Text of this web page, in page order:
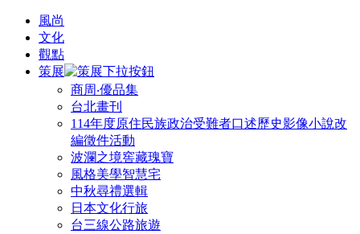
風尚
文化
觀點
策展
商周‧優品集
台北畫刊
114年度原住民族政治受難者口述歷史影像小說改
編徵件活動
波瀾之境窖藏瑰寶
風格美學智慧宅
中秋尋禮選輯
日本文化行旅
台三線公路旅遊